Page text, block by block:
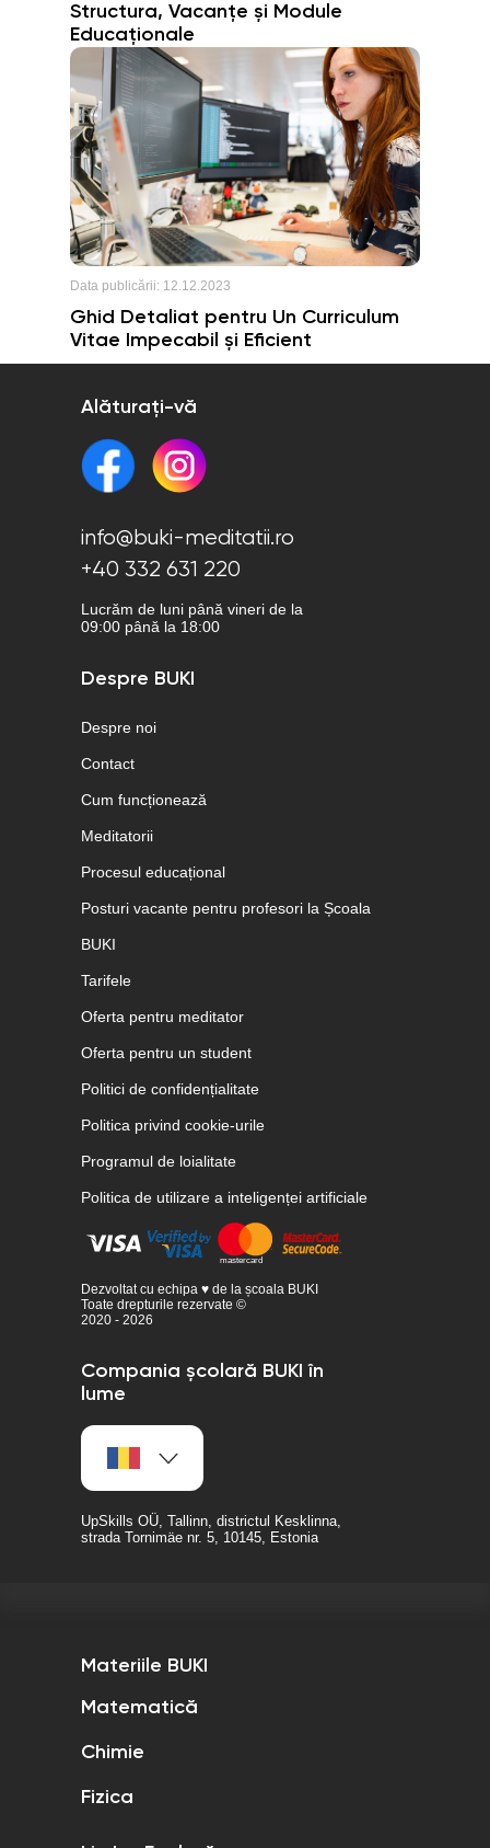
Structura, Vacanțe și Module
Educaționale
Data publicării: 12.12.2023
Ghid Detaliat pentru Un Curriculum
Vitae Impecabil și Eficient
Alăturați-vă
info@buki-meditatii.ro
+40 332 631 220
Lucrăm de luni până vineri de la
09:00 până la 18:00
Despre BUKI
Despre noi
Contact
Cum funcționează
Meditatorii
Procesul educațional
Posturi vacante pentru profesori la Școala
BUKI
Tarifele
Oferta pentru meditator
Oferta pentru un student
Politici de confidențialitate
Politica privind cookie-urile
Programul de loialitate
Politica de utilizare a inteligenței artificiale
Dezvoltat cu echipa ♥ de la școala BUKI
Toate drepturile rezervate ©
2020 - 2026
Compania școlară BUKI în
lume
UpSkills OÜ, Tallinn, districtul Kesklinna,
strada Tornimäe nr. 5, 10145, Estonia
Materiile BUKI
Matematică
Chimie
Fizica